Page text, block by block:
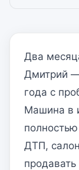
Два
Дмитрий
года с
Машина в
ДТП,